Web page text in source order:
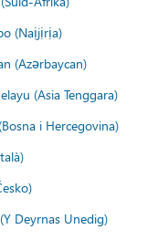
(Naịjịrịa)
(Azərbaycan)
(Asia Tenggara)
i Hercegovina)
Deyrnas Unedig)